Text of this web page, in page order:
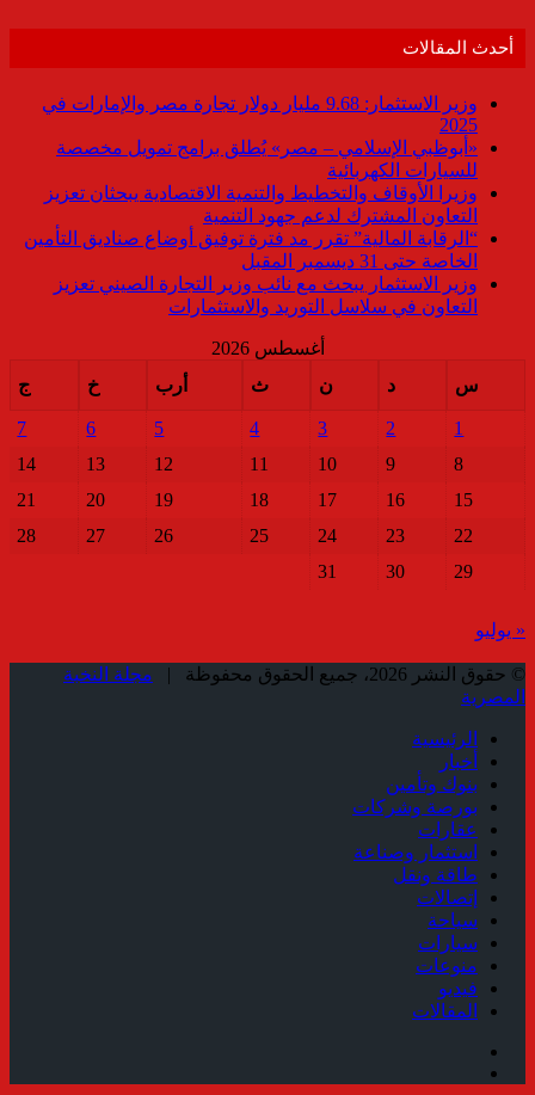
أحدث المقالات
وزير الاستثمار: 9.68 مليار دولار تجارة مصر والإمارات في
2025
«أبوظبي الإسلامي – مصر» يُطلق برامج تمويل مخصصة
للسيارات الكهربائية
وزيرا الأوقاف والتخطيط والتنمية الاقتصادية يبحثان تعزيز
التعاون المشترك لدعم جهود التنمية
“الرقابة المالية” تقرر مد فترة توفيق أوضاع صناديق التأمين
الخاصة حتى 31 ديسمبر المقبل
وزير الاستثمار يبحث مع نائب وزير التجارة الصيني تعزيز
التعاون في سلاسل التوريد والاستثمارات
أغسطس 2026
س
د ن ث أرب خ ج
1
2
3
4
5
6
7
8
9
10
11
12
13
14
15
16
17
18
19
20
21
22
23
24
25
26
27
28
29
30
31
« يوليو
© حقوق النشر 2026، جميع الحقوق محفوظة |
مجلة النخبة
المصرية
الرئيسية
أخبار
بنوك وتأمين
بورصة وشركات
عقارات
استثمار وصناعة
طاقة ونقل
إتصالات
سياحة
سيارات
منوعات
فيديو
المقالات